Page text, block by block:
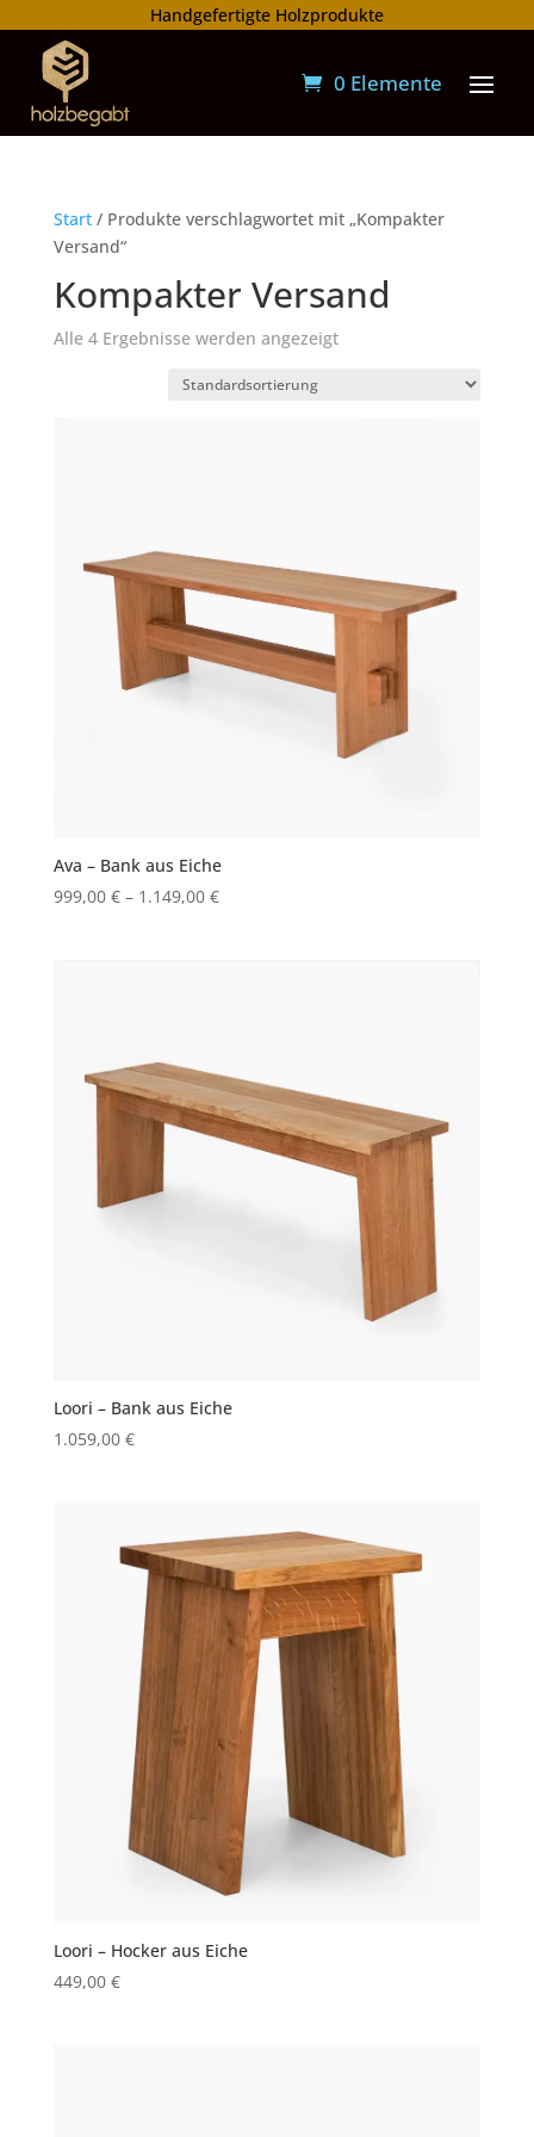
Handgefertigte Holzprodukte
0 Elemente
Start/ Produkte verschlagwortet mit „Kompakter
Versand“
Kompakter Versand
Alle 4 Ergebnisse werden angezeigt
Ava – Bank aus Eiche
999,00 €– 1.149,00 €
Loori – Bank aus Eiche
1.059,00 €
Loori – Hocker aus Eiche
449,00 €